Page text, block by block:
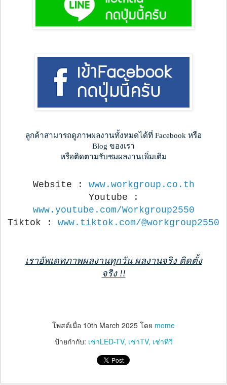
ลูกค้าสามารถดูภาพผลงานทั้งหมดได้ที่ Facebook หรือ
Blog ของเรา
หรือติดตามรับชมผลงานเพิ่มเติม
Website : www.workgroup.co.th
Youtube :
www.youtube.com/Workgroup2550
Tiktok : www.tiktok.com/@workgroup2550
เราอัพเดทภาพผลงานทุกวัน ผลงานจริง ติดตั้ง
จริง !!
โพสต์เมื่อ 10th March 2025 โดย mome
ป้ายกำกับ: เช่าLED-TV เช่าTV เช่าทีวี